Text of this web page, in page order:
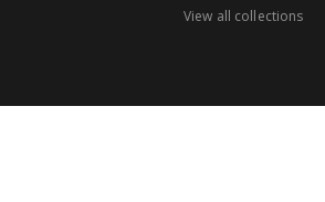
View all collections